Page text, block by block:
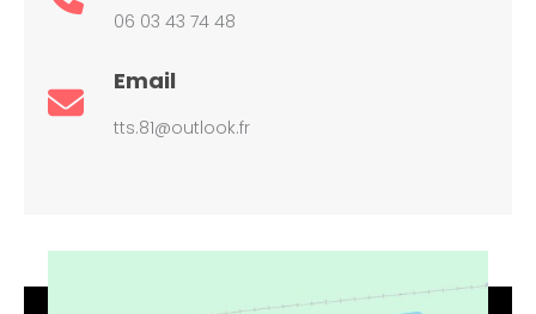
06 03 43 74 48
Email
tts.81@outlook.fr